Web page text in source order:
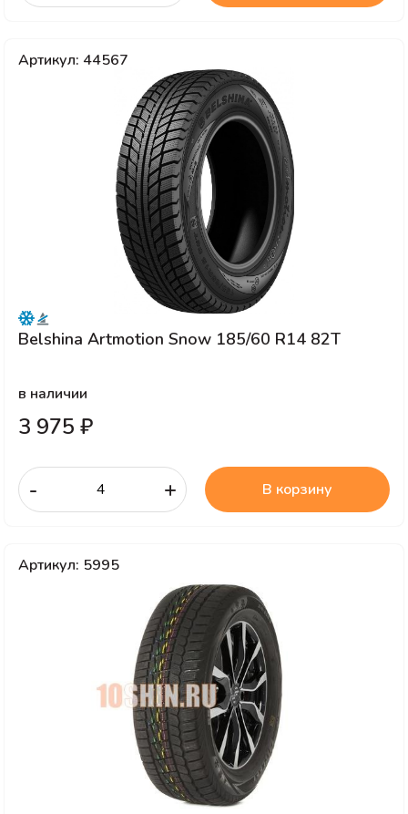
Артикул: 44567
Belshina Artmotion Snow 185/60 R14 82T
в наличии
3 975 ₽
- + В корзину
Артикул: 5995